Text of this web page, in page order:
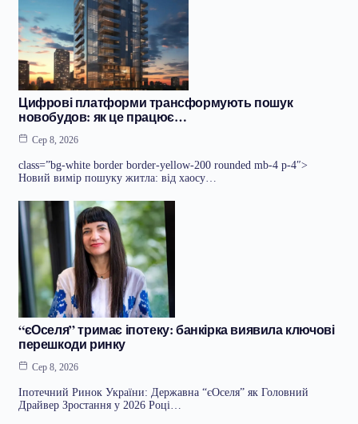
Цифрові платформи трансформують пошук
новобудов: як це працює…
Сер 8, 2026
class=”bg-white border border-yellow-200 rounded mb-4 p-4″>
Новий вимір пошуку житла: від хаосу…
“єОселя” тримає іпотеку: банкірка виявила ключові
перешкоди ринку
Сер 8, 2026
Іпотечний Ринок України: Державна “єОселя” як Головний
Драйвер Зростання у 2026 Році…